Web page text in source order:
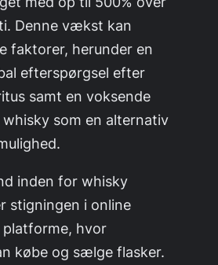
Denne vækst kan
faktorer, herunder en
efterspørgsel efter
samt en voksende
som en alternativ
inden for whisky
stigningen i online
hvor
købe og sælge flasker.